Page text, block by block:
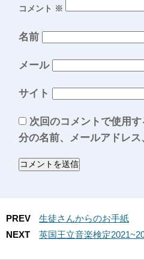
コメント ※
名前
メール
サイト
次回のコメントで使用
分の名前、メールアドレス
PREV
生徒さんからのお手紙
NEXT
英国王立音楽検定